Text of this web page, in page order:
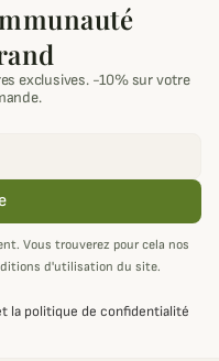
exclusives. -10% sur votre
Vous trouverez pour cela nos
d'utilisation du site.
la politique de confidentialité